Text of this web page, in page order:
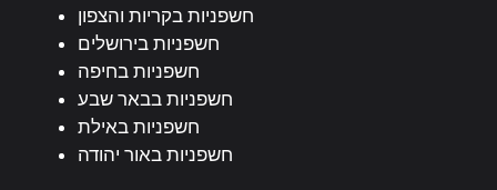
חשפניות בקריות והצפון
חשפניות בירושלים
חשפניות בחיפה
חשפניות בבאר שבע
חשפניות באילת
חשפניות באור יהודה